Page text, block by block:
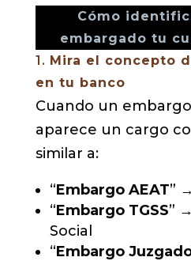
Cómo
embargado tu
1. Mira el concepto
en tu banco
Cuando un
aparece un cargo
similar a:
“Embargo AEAT”
“Embargo TGSS”
Social
“Embargo